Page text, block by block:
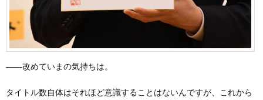
――改めていまの気持ちは。
タイトル数自体はそれほど意識することはないんですが、これから